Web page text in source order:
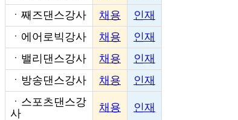
ㆍ 째즈댄스강사 채용
인재
ㆍ 에어로빅강사 채용
인재
ㆍ 밸리댄스강사 채용
인재
ㆍ 방송댄스강사 채용
인재
ㆍ 스포츠댄스강
사
채용 인재